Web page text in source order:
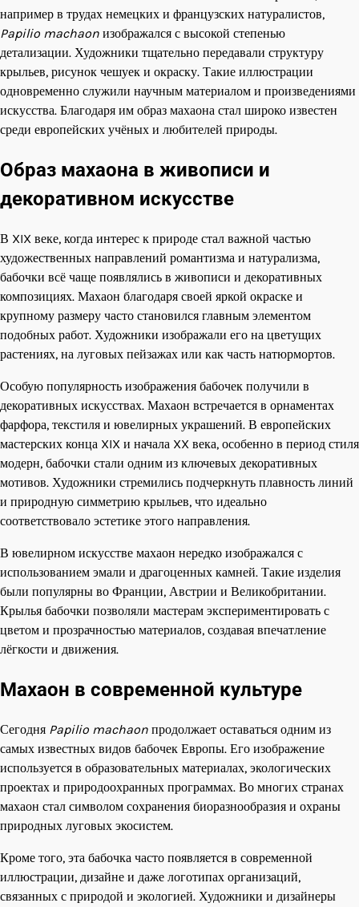
например в трудах немецких и французских натуралистов,
Papilio machaon изображался с высокой степенью
детализации. Художники тщательно передавали структуру
крыльев, рисунок чешуек и окраску. Такие иллюстрации
одновременно служили научным материалом и произведениями
искусства. Благодаря им образ махаона стал широко известен
среди европейских учёных и любителей природы.
Образ махаона в живописи и
декоративном искусстве
В XIX веке, когда интерес к природе стал важной частью
художественных направлений романтизма и натурализма,
бабочки всё чаще появлялись в живописи и декоративных
композициях. Махаон благодаря своей яркой окраске и
крупному размеру часто становился главным элементом
подобных работ. Художники изображали его на цветущих
растениях, на луговых пейзажах или как часть натюрмортов.
Особую популярность изображения бабочек получили в
декоративных искусствах. Махаон встречается в орнаментах
фарфора, текстиля и ювелирных украшений. В европейских
мастерских конца XIX и начала XX века, особенно в период стиля
модерн, бабочки стали одним из ключевых декоративных
мотивов. Художники стремились подчеркнуть плавность линий
и природную симметрию крыльев, что идеально
соответствовало эстетике этого направления.
В ювелирном искусстве махаон нередко изображался с
использованием эмали и драгоценных камней. Такие изделия
были популярны во Франции, Австрии и Великобритании.
Крылья бабочки позволяли мастерам экспериментировать с
цветом и прозрачностью материалов, создавая впечатление
лёгкости и движения.
Махаон в современной культуре
Сегодня Papilio machaon продолжает оставаться одним из
самых известных видов бабочек Европы. Его изображение
используется в образовательных материалах, экологических
проектах и природоохранных программах. Во многих странах
махаон стал символом сохранения биоразнообразия и охраны
природных луговых экосистем.
Кроме того, эта бабочка часто появляется в современной
иллюстрации, дизайне и даже логотипах организаций,
связанных с природой и экологией. Художники и дизайнеры